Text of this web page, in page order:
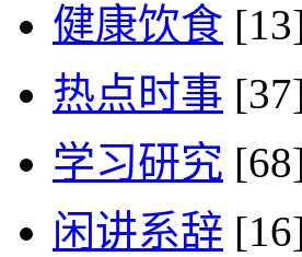
健康饮食
热点时事
学习研究
闲讲系辞